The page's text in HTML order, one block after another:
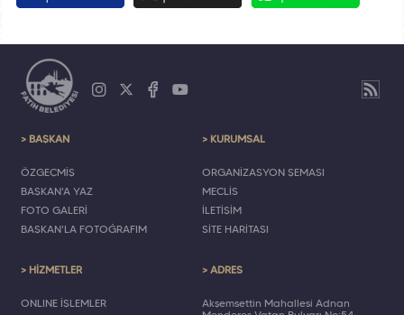
> BAŞKAN
ÖZGEÇMİŞ
BAŞKAN'A YAZ
FOTO GALERİ
BAŞKAN'LA FOTOĞRAFIM
> KURUMSAL
ORGANİZASYON ŞEMASI
MECLİS
İLETİŞİM
SİTE HARİTASI
> HİZMETLER
ONLINE İŞLEMLER
> ADRES
Akşemsettin Mahallesi Adnan